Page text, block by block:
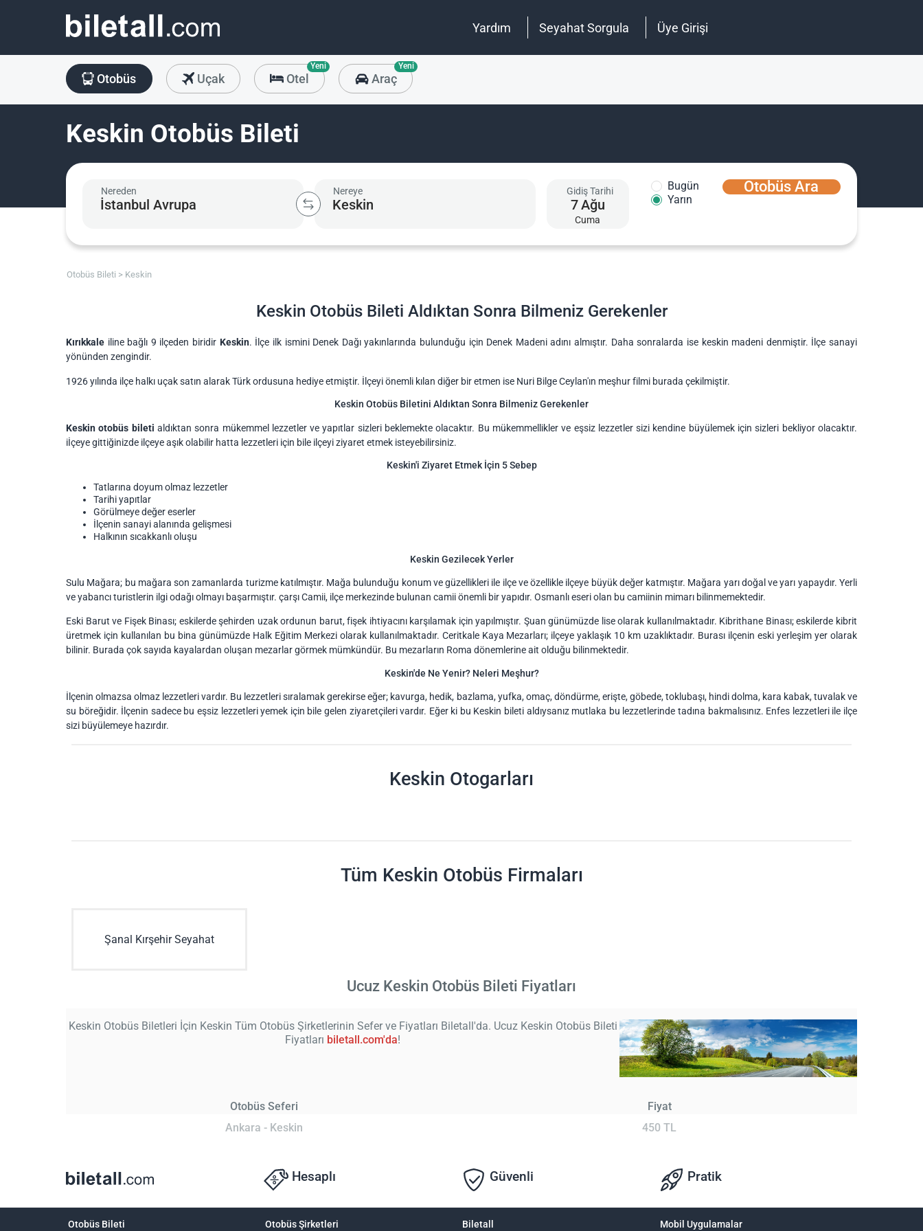
Yardım Seyahat Sorgula Üye Girişi
Otobüs Uçak Otel
Yeni
Araç
Yeni
Keskin Otobüs Bileti
Nereden Nereye Gidiş Tarihi
7Ağu
Cuma
Bugün
Yarın
Otobüs Ara
Otobüs Bileti Keskin
Keskin Otobüs Bileti Aldıktan Sonra Bilmeniz Gerekenler
Kırıkkale iline bağlı 9 ilçeden biridir Keskin. İlçe ilk ismini Denek Dağı yakınlarında bulunduğu için Denek Madeni adını almıştır. Daha sonralarda ise keskin madeni denmiştir. İlçe sanayi
yönünden zengindir.
1926 yılında ilçe halkı uçak satın alarak Türk ordusuna hediye etmiştir. İlçeyi önemli kılan diğer bir etmen ise Nuri Bilge Ceylan'ın meşhur filmi burada çekilmiştir.
Keskin Otobüs Biletini Aldıktan Sonra Bilmeniz Gerekenler
Keskin otobüs bileti aldıktan sonra mükemmel lezzetler ve yapıtlar sizleri beklemekte olacaktır. Bu mükemmellikler ve eşsiz lezzetler sizi kendine büyülemek için sizleri bekliyor olacaktır.
iİçeye gittiğinizde ilçeye aşık olabilir hatta lezzetleri için bile ilçeyi ziyaret etmek isteyebilirsiniz.
Keskin'i Ziyaret Etmek İçin 5 Sebep
Tatlarına doyum olmaz lezzetler
Tarihi yapıtlar
Görülmeye değer eserler
İlçenin sanayi alanında gelişmesi
Halkının sıcakkanlı oluşu
Keskin Gezilecek Yerler
Sulu Mağara; bu mağara son zamanlarda turizme katılmıştır. Mağa bulunduğu konum ve güzellikleri ile ilçe ve özellikle ilçeye büyük değer katmıştır. Mağara yarı doğal ve yarı yapaydır. Yerli
ve yabancı turistlerin ilgi odağı olmayı başarmıştır. çarşı Camii, ilçe merkezinde bulunan camii önemli bir yapıdır. Osmanlı eseri olan bu camiinin mimarı bilinmemektedir.
Eski Barut ve Fişek Binası; eskilerde şehirden uzak ordunun barut, fişek ihtiyacını karşılamak için yapılmıştır. Şuan günümüzde lise olarak kullanılmaktadır. Kibrithane Binası; eskilerde kibrit
üretmek için kullanılan bu bina günümüzde Halk Eğitim Merkezi olarak kullanılmaktadır. Ceritkale Kaya Mezarları; ilçeye yaklaşık 10 km uzaklıktadır. Burası ilçenin eski yerleşim yer olarak
bilinir. Burada çok sayıda kayalardan oluşan mezarlar görmek mümkündür. Bu mezarların Roma dönemlerine ait olduğu bilinmektedir.
Keskin'de Ne Yenir? Neleri Meşhur?
İlçenin olmazsa olmaz lezzetleri vardır. Bu lezzetleri sıralamak gerekirse eğer; kavurga, hedik, bazlama, yufka, omaç, döndürme, erişte, göbede, toklubaşı, hindi dolma, kara kabak, tuvalak ve
su böreğidir. İlçenin sadece bu eşsiz lezzetleri yemek için bile gelen ziyaretçileri vardır. Eğer ki bu Keskin bileti aldıysanız mutlaka bu lezzetlerinde tadına bakmalısınız. Enfes lezzetleri ile ilçe
sizi büyülemeye hazırdır.
Keskin Otogarları
Tüm Keskin Otobüs Firmaları
Şanal Kırşehir Seyahat
Ucuz Keskin Otobüs Bileti Fiyatları
Keskin Otobüs Biletleri İçin Keskin Tüm Otobüs Şirketlerinin Sefer ve Fiyatları Biletall'da. Ucuz Keskin Otobüs Bileti
Fiyatları biletall.com'da!
Otobüs Seferi
Fiyat
Ankara - Keskin
450 TL
Hesaplı Güvenli Pratik
Otobüs Bileti Otobüs Şirketleri Biletall Mobil Uygulamalar